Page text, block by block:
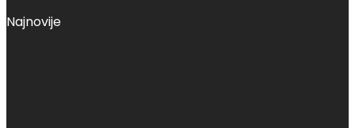
Najnovije